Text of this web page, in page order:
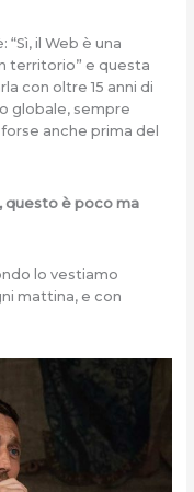
il Web è una
territorio” e questa
con oltre 15 anni di
globale, sempre
anche prima del
questo è poco ma
lo vestiamo
mattina, e con